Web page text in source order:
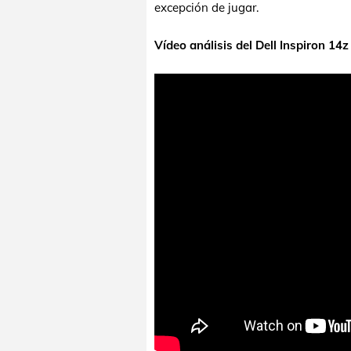
excepción de jugar.
Vídeo análisis del Dell Inspiron 14z